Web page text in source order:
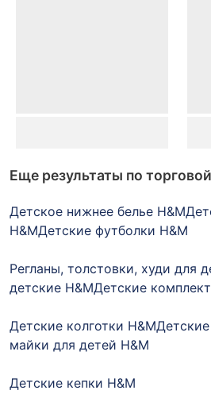
Еще результаты по
Детское нижнее белье H&M
H&MДетские футболки H&M
Регланы, толстовки, худи для
детские H&MДетские
Детские колготки H&M
майки для детей H&M
Детские кепки H&M